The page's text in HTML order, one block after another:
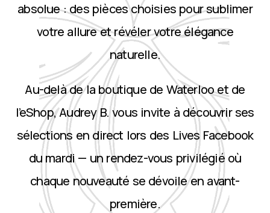
absolue : des pièces choisies pour sublimer
votre allure et révéler votre élégance
naturelle.
Au-delà de la boutique de Waterloo et de
l’eShop, Audrey B. vous invite à découvrir ses
sélections en direct lors des Lives Facebook
du mardi — un rendez-vous privilégié où
chaque nouveauté se dévoile en avant-
première.